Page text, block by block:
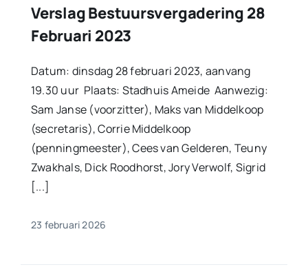
Verslag Bestuursvergadering 28
Februari 2023
Datum: dinsdag 28 februari 2023, aanvang
19.30 uur Plaats: Stadhuis Ameide Aanwezig:
Sam Janse (voorzitter), Maks van Middelkoop
(secretaris), Corrie Middelkoop
(penningmeester), Cees van Gelderen, Teuny
Zwakhals, Dick Roodhorst, Jory Verwolf, Sigrid
[...]
23 februari 2026